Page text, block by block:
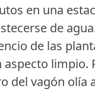
en una
de
de las
aspecto limpio.
del vagón olía